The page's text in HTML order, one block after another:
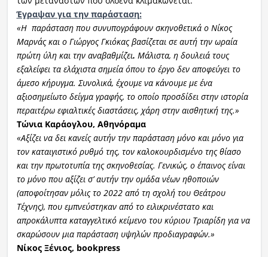
Έγραψαν για την παράσταση:
«Η παράσταση που συνυπογράφουν σκηνοθετικά ο Νίκος
Μαρνάς και ο Γιώργος Γκιόκας βασίζεται σε αυτή την ωραία
πρώτη ύλη και την αναβαθμίζει. Μάλιστα, η δουλειά τους
εξαλείφει τα ελάχιστα σημεία όπου το έργο δεν αποφεύγει το
άμεσο κήρυγμα. Συνολικά, έχουμε να κάνουμε με ένα
αξιοσημείωτο δείγμα γραφής, το οποίο προσδίδει στην ιστορία
περαιτέρω εφιαλτικές διαστάσεις, χάρη στην αισθητική της.»
Τώνια Καράογλου, Αθηνόραμα
«Αξίζει να δει κανείς αυτήν την παράσταση μόνο και μόνο για
τον καταιγιστικό ρυθμό της, τον καλοκουρδισμένο της θίασο
και την πρωτοτυπία της σκηνοθεσίας. Γενικώς, ο έπαινος είναι
το μόνο που αξίζει σ’ αυτήν την ομάδα νέων ηθοποιών
(αποφοίτησαν μόλις το 2022 από τη σχολή του Θεάτρου
Τέχνης), που εμπνεύστηκαν από το ειλικρινέστατο και
απροκάλυπτα καταγγελτικό κείμενο του κύριου Τριαρίδη για να
σκαρώσουν μια παράσταση υψηλών προδιαγραφών.»
Νίκος Ξένιος, bookpress